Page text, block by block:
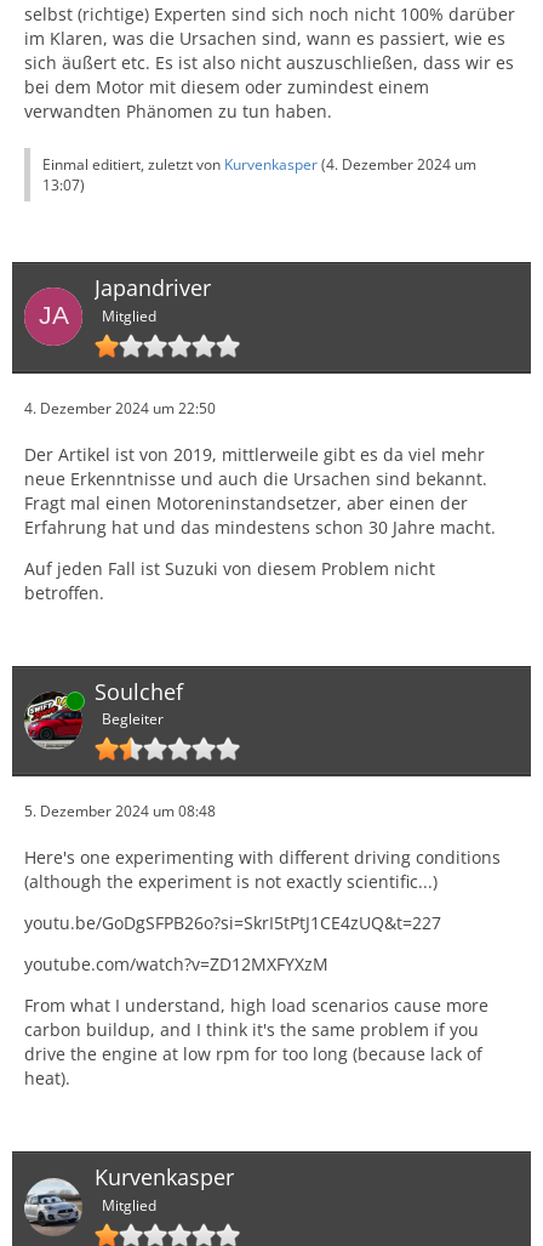
selbst (richtige) Experten sind sich noch nicht 100% darüber
im Klaren, was die Ursachen sind, wann es passiert, wie es
sich äußert etc. Es ist also nicht auszuschließen, dass wir es
bei dem Motor mit diesem oder zumindest einem
verwandten Phänomen zu tun haben.
Einmal editiert, zuletzt von Kurvenkasper(4. Dezember 2024 um
13:07)
Japandriver
Mitglied
4. Dezember 2024 um 22:50
Der Artikel ist von 2019, mittlerweile gibt es da viel mehr
neue Erkenntnisse und auch die Ursachen sind bekannt.
Fragt mal einen Motoreninstandsetzer, aber einen der
Erfahrung hat und das mindestens schon 30 Jahre macht.
Auf jeden Fall ist Suzuki von diesem Problem nicht
betroffen.
Online Soulchef
Begleiter
5. Dezember 2024 um 08:48
Here's one experimenting with different driving conditions
(although the experiment is not exactly scientific...)
youtu.be/GoDgSFPB26o?si=SkrI5tPtJ1CE4zUQ&t=227
youtube.com/watch?v=ZD12MXFYXzM
From what I understand, high load scenarios cause more
carbon buildup, and I think it's the same problem if you
drive the engine at low rpm for too long (because lack of
heat).
Kurvenkasper
Mitglied